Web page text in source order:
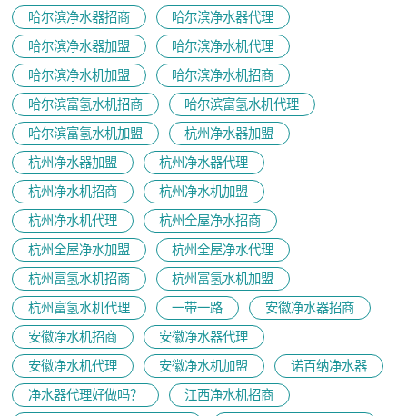
哈尔滨净水器招商
哈尔滨净水器代理
哈尔滨净水器加盟
哈尔滨净水机代理
哈尔滨净水机加盟
哈尔滨净水机招商
哈尔滨富氢水机招商
哈尔滨富氢水机代理
哈尔滨富氢水机加盟
杭州净水器加盟
杭州净水器加盟
杭州净水器代理
杭州净水机招商
杭州净水机加盟
杭州净水机代理
杭州全屋净水招商
杭州全屋净水加盟
杭州全屋净水代理
杭州富氢水机招商
杭州富氢水机加盟
杭州富氢水机代理
一带一路
安徽净水器招商
安徽净水机招商
安徽净水器代理
安徽净水机代理
安徽净水机加盟
诺百纳净水器
净水器代理好做吗？
江西净水机招商